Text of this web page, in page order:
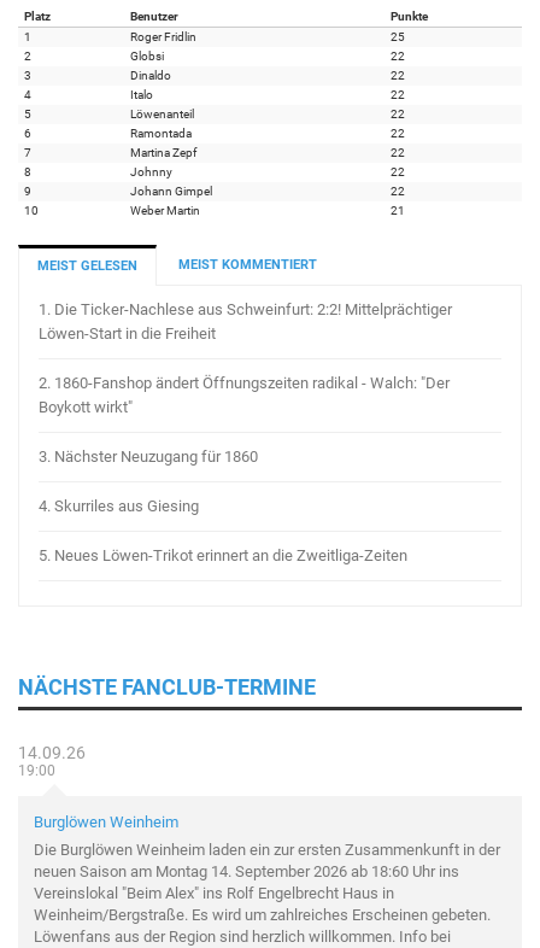
Platz Benutzer
Punkte
1
Roger Fridlin
25
2
Globsi
22
3
Dinaldo
22
4
Italo
22
5
Löwenanteil
22
6
Ramontada
22
7
Martina Zepf
22
8
Johnny
22
9
Johann Gimpel
22
10
Weber Martin 21
MEIST GELESEN MEIST KOMMENTIERT
1. Die Ticker-Nachlese aus Schweinfurt: 2:2! Mittelprächtiger
Löwen-Start in die Freiheit
2. 1860-Fanshop ändert Öffnungszeiten radikal - Walch: "Der
Boykott wirkt"
3. Nächster Neuzugang für 1860
4. Skurriles aus Giesing
5. Neues Löwen-Trikot erinnert an die Zweitliga-Zeiten
NÄCHSTE FANCLUB-TERMINE
14.09.26
19:00
Burglöwen Weinheim
Die Burglöwen Weinheim laden ein zur ersten Zusammenkunft in der
neuen Saison am Montag 14. September 2026 ab 18:60 Uhr ins
Vereinslokal "Beim Alex" ins Rolf Engelbrecht Haus in
Weinheim/Bergstraße. Es wird um zahlreiches Erscheinen gebeten.
Löwenfans aus der Region sind herzlich willkommen. Info bei